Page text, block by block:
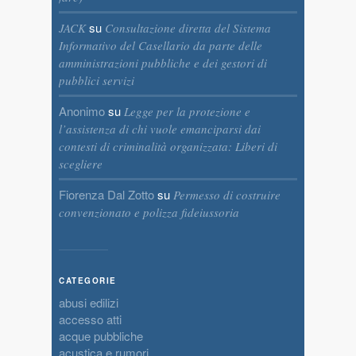
JACKsu Consultazione diretta del Sistema
Informativo del Casellario da parte delle
amministrazioni pubbliche e dei gestori di
pubblici servizi
Anonimosu Legge per la protezione e
l’assistenza di chi vuole emanciparsi dai
contesti di criminalità organizzata: Liberi di
scegliere
Fiorenza Dal Zottosu Permesso di costruire
convenzionato e polizza fideiussoria
CATEGORIE
abusi edilizi
accesso atti
acque pubbliche